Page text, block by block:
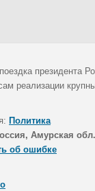
президента
реализации
Политика
Амурская
об ошибке